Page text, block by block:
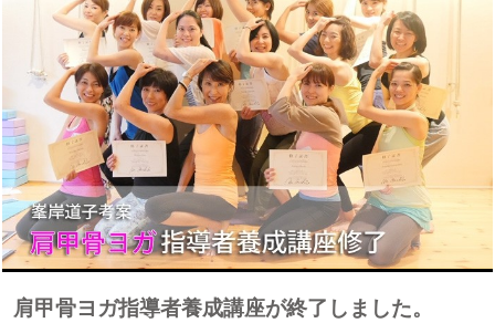
肩甲骨ヨガ指導者養成講座が終了しました。